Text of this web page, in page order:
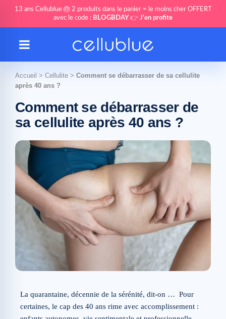
13 ans Cellublue 🎂 2 produits dans le panier = le moins cher OFFERT
avec le code : BLOGBDAY 👉 J'en profite
Accueil > Cellulite > Comment se débarrasser de sa cellulite
après 40 ans ?
Comment se débarrasser de
sa cellulite après 40 ans ?
La quarantaine, décennie de la sérénité, dit-on … Pour
certaines, le cap des 40 ans rime avec accomplissement :